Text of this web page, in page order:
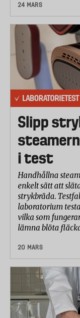
24 MARS
LABORATORIETEST
Slipp
i test
Handhållna
enkelt sätt att
strykbräda.
laboratorium
vilka som
lämna blöta
20 MARS